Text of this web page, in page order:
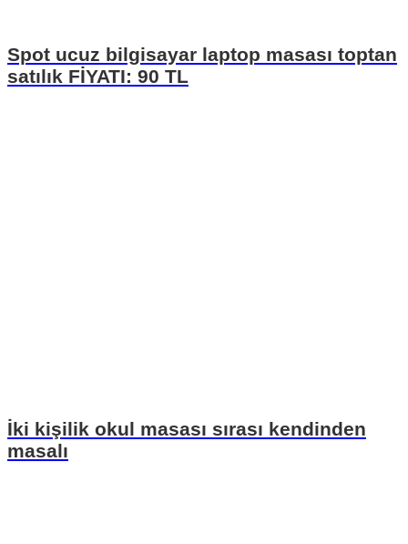
Spot ucuz bilgisayar laptop masası toptan
satılık FİYATI: 90 TL
İki kişilik okul masası sırası kendinden
masalı